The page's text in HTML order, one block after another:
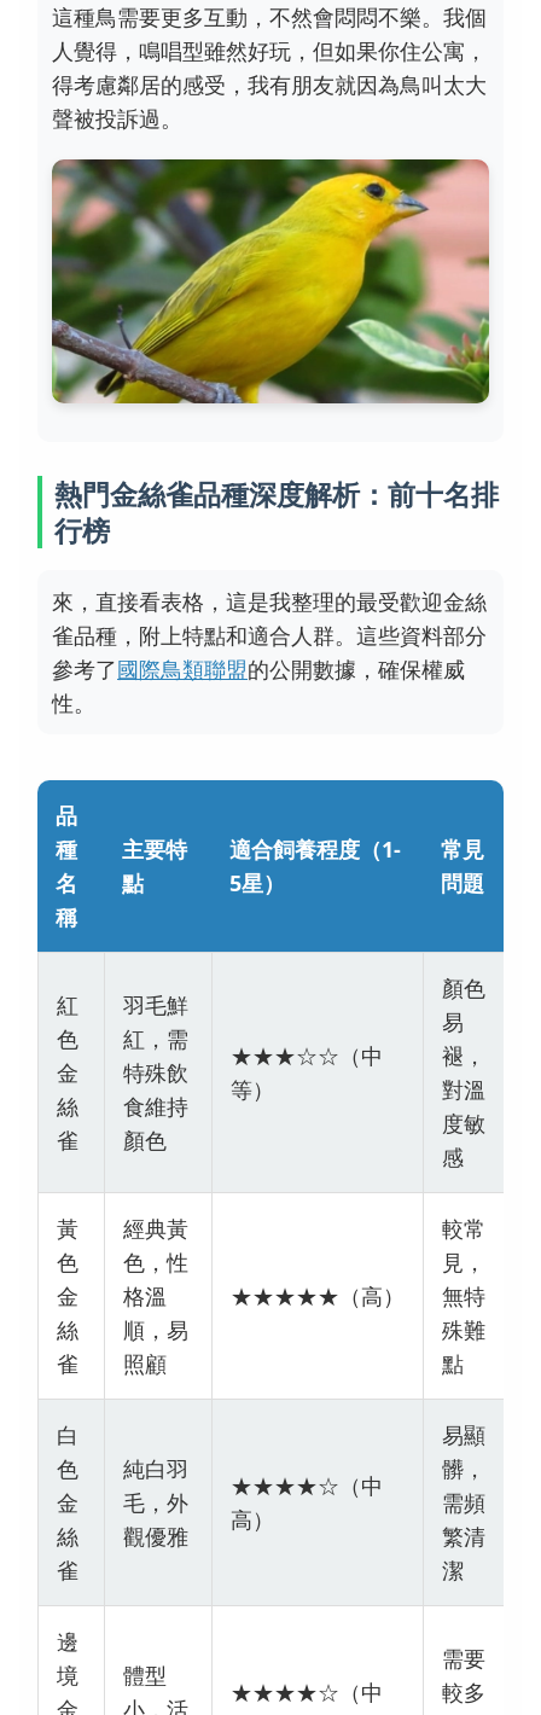
這種鳥需要更多互動，不然會悶悶不樂。我個
人覺得，鳴唱型雖然好玩，但如果你住公寓，
得考慮鄰居的感受，我有朋友就因為鳥叫太大
聲被投訴過。
熱門金絲雀品種深度解析：前十名排
行榜
來，直接看表格，這是我整理的最受歡迎金絲
雀品種，附上特點和適合人群。這些資料部分
參考了國際鳥類聯盟的公開數據，確保權威
性。
品
種
名
稱
主要特
點
適合飼養程度（1-
5星）
常見
問題
紅
色
金
絲
雀
羽毛鮮
紅，需
特殊飲
食維持
顏色
★★★☆☆（中
等）
顏色
易
褪，
對溫
度敏
感
黃
色
金
絲
雀
經典黃
色，性
格溫
順，易
照顧
★★★★★（高）
較常
見，
無特
殊難
點
白
色
金
絲
雀
純白羽
毛，外
觀優雅
★★★★☆（中
高）
易顯
髒，
需頻
繁清
潔
邊
境
金
體型
小，活
★★★★☆（中
需要
較多